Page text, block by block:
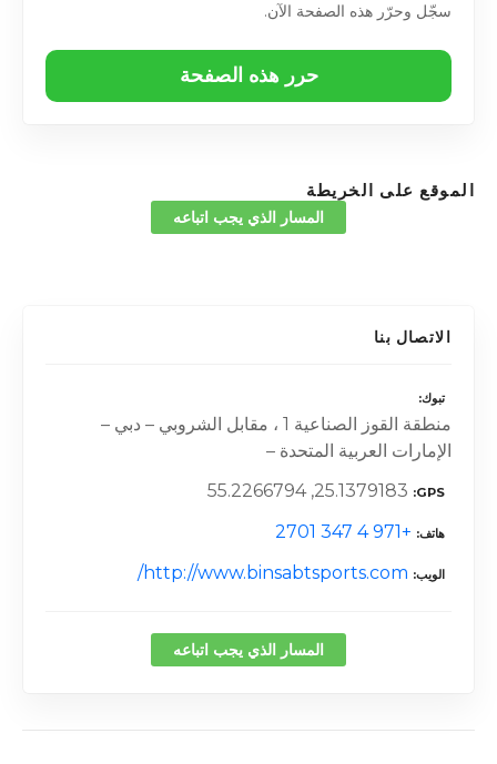
سجّل وحرّر هذه الصفحة الآن.
حرر هذه الصفحة
الموقع على الخريطة
المسار الذي يجب اتباعه
الاتصال بنا
تبوك
منطقة القوز الصناعية 1 ، مقابل الشروبي – دبي –
الإمارات العربية المتحدة –
GPS
25.1379183, 55.2266794
هاتف +971 4 347 2701
الويب http://www.binsabtsports.com/
المسار الذي يجب اتباعه